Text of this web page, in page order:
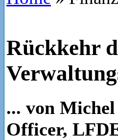
Rückkehr
... von
Officer,